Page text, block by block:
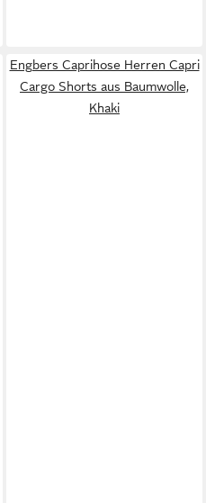
Engbers Caprihose Herren Capri
Cargo Shorts aus Baumwolle,
Khaki